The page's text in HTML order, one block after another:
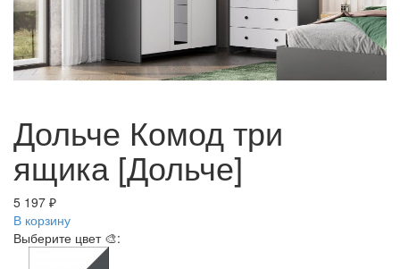
Дольче Комод три
ящика [Дольче]
5 197 ₽
В корзину
Выберите цвет 🎨: